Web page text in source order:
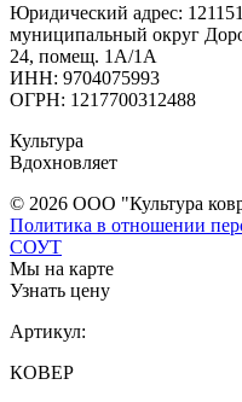
Юридический адрес:
муниципальный округ
24, помещ. 1А/1А
ИНН: 9704075993
ОГРН: 1217700312488
Культура
Вдохновляет
© 2026 ООО "Культура
Политика в отношении
СОУТ
Мы на карте
Узнать цену
Артикул:
КОВЕР